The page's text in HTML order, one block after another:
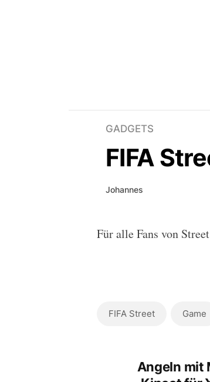
GADGETS
FIFA
Johannes
FIFA Street
Für alle Fans von
FIFA Street Game
Angeln mit